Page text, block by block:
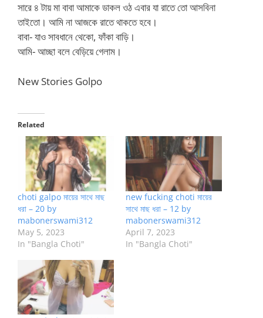
সারে ৪ টায় মা বাবা আমাকে ডাকল ওঠ এবার যা রাতে তো আসবিনা
তাইতো। আমি না আজকে রাতে থাকতে হবে।
বাবা- যাও সাবধানে থেকো, ফাঁকা বাড়ি।
আমি- আচ্ছা বলে বেড়িয়ে গেলাম।
New Stories Golpo
Related
choti galpo মায়ের সাথে মাছ
ধরা – 20 by
mabonerswami312
May 5, 2023
In "Bangla Choti"
new fucking choti মায়ের
সাথে মাছ ধরা – 12 by
mabonerswami312
April 7, 2023
In "Bangla Choti"